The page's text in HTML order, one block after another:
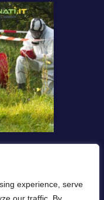
experience, serve